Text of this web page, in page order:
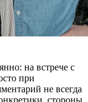
на встрече с
при
не всегда